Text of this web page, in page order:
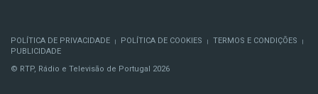
POLÍTICA DE PRIVACIDADE | POLÍTICA DE COOKIES | TERMOS E CONDIÇÕES |
PUBLICIDADE
© RTP, Rádio e Televisão de Portugal 2026